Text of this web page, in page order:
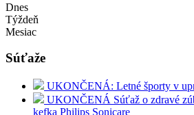
Dnes
Týždeň
Mesiac
Súťaže
UKONČENÁ: Letné športy v
UKONČENÁ Súťaž o zdravé
kefka Philips Sonicare